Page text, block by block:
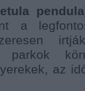
a
parkok
az